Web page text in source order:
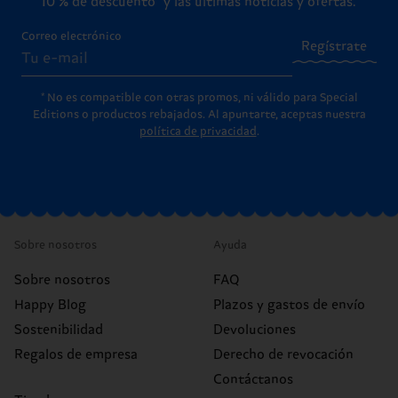
Correo electrónico
Regístrate
* No es compatible con otras promos, ni válido para Special
Editions o productos rebajados. Al apuntarte, aceptas nuestra
política de privacidad .
Sobre nosotros
Sobre nosotros
Happy Blog
Sostenibilidad
Regalos de empresa
Ayuda
FAQ
Plazos y gastos de envío
Devoluciones
Derecho de revocación
Contáctanos